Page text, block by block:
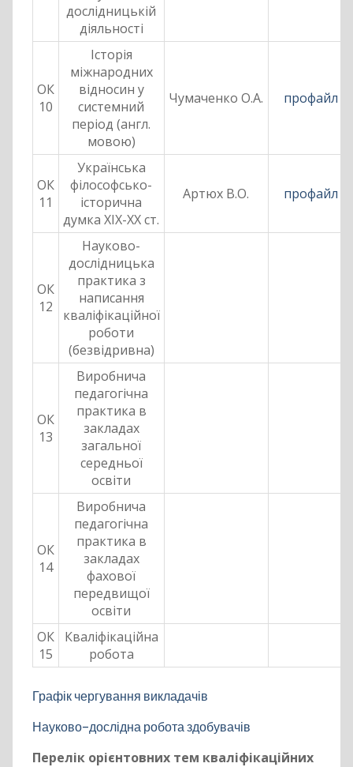
дослідницькій
діяльності
ОК
10
Історія
міжнародних
відносин у
системний
період (англ.
мовою)
Чумаченко О.А. профайл
ОК
11
Українська
філософсько-
історична
думка ХІХ-ХХ ст.
Артюх В.О. профайл
ОК
12
Науково-
дослідницька
практика з
написання
кваліфікаційної
роботи
(безвідривна)
ОК
13
Виробнича
педагогічна
практика в
закладах
загальної
середньої
освіти
ОК
14
Виробнича
педагогічна
практика в
закладах
фахової
передвищої
освіти
ОК
15
Кваліфікаційна
робота
Графік чергування викладачів
Науково-дослідна робота здобувачів
Перелік орієнтовних тем кваліфікаційних